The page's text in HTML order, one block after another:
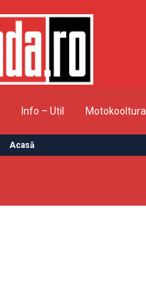
Info – Util Motokooltura
Acasă